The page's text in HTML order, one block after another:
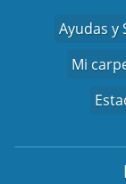
Ayudas y
Mi